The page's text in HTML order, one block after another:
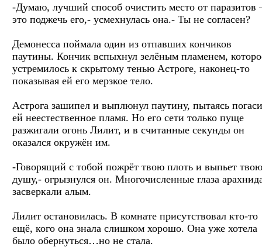
-Думаю, лучший способ очистить место от паразитов
это поджечь его,- усмехнулась она.- Ты не согласен?
Демонесса поймала один из отпавших кончиков
паутины. Кончик вспыхнул зелёным пламенем,
устремилось к скрытому тенью Астроге, наконец-то
показывая ей его мерзкое тело.
Астрога зашипел и выплюнул паутину, пытаясь
ей неестественное пламя. Но его сети только пуще
разжигали огонь Лилит, и в считанные секунды он
оказался окружён им.
-Говорящий с тобой пожрёт твою плоть и выпьет твою
душу,- огрызнулся он. Многочисленные глаза
засверкали алым.
Лилит остановилась. В комнате присутствовал кто-то
ещё, кого она знала слишком хорошо. Она уже хотела
было обернуться…но не стала.